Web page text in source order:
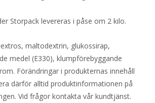
Storpack levereras i påse om 2 kilo.
maltodextrin, glukossirap,
medel (E330), klumpförebyggande
Förändringar i produkternas innehåll
därför alltid produktinformationen på
Vid frågor kontakta vår kundtjänst.